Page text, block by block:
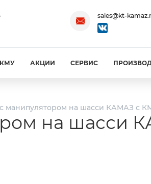
sales@kt-
АКЦИИ СЕРВИС
манипулятором на шасси КАМАЗ с
на шасси